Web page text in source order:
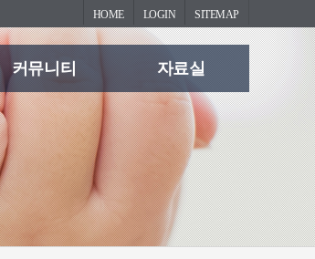
HOME LOGIN SITEMAP
커뮤니티 자료실